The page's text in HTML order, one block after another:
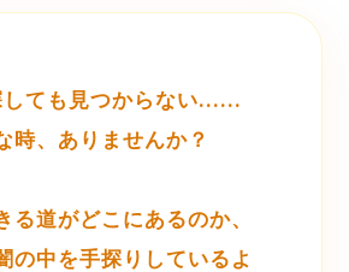
しても見つからない……
時、ありませんか？
る道がどこにあるのか、
の中を手探りしているよ